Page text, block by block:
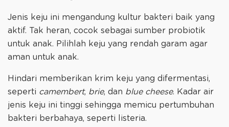
Jenis keju ini mengandung kultur bakteri baik yang
aktif. Tak heran, cocok sebagai sumber probiotik
untuk anak. Pilihlah keju yang rendah garam agar
aman untuk anak.
Hindari memberikan krim keju yang difermentasi,
seperti camembert, brie, dan blue cheese. Kadar air
jenis keju ini tinggi sehingga memicu pertumbuhan
bakteri berbahaya, seperti listeria.